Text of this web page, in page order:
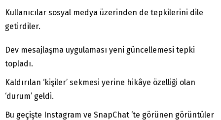
Kullanıcılar sosyal medya üzerinden de tepkilerini dile
getirdiler.
Dev mesajlaşma uygulaması yeni güncellemesi tepki
topladı.
Kaldırılan ‘kişiler’ sekmesi yerine hikâye özelliği olan
‘durum’ geldi.
Bu geçişte Instagram ve SnapChat ‘te görünen görüntüler